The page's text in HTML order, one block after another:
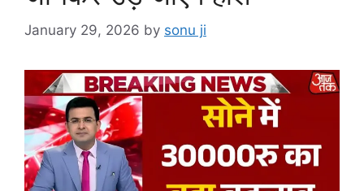
January 29, 2026 by sonu ji